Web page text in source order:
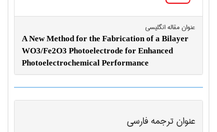
عنوان مقاله انگليسی
A New Method for the Fabrication of a Bilayer
WO3/Fe2O3 Photoelectrode for Enhanced
Photoelectrochemical Performance
عنوان ترجمه فارسی